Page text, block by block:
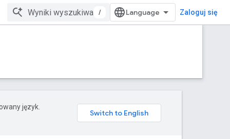
/ Zaloguj się
język.